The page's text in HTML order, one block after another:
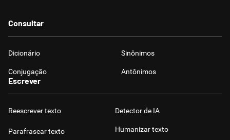
Consultar
Dicionário Sinônimos
Conjugação Antônimos
Escrever
Reescrever texto
Parafrasear texto
Detector de IA
Humanizar texto